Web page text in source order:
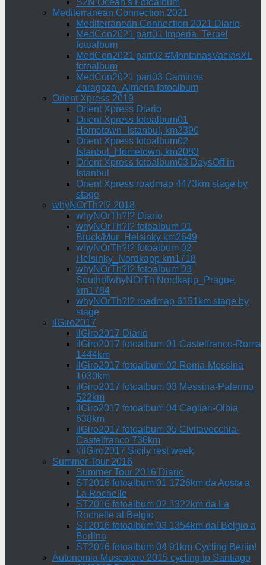
S2N Ocean’s Fotoalbum
Mediterranean Connection 2021
Mediterranean Connection 2021 Diario
MedCon2021 part01 Imperia_Teruel
fotoalbum
MedCon2021 part02 #MontanasVaciasXL
fotoalbum
MedCon2021 part03 Caminos
Zaragoza_Almeria fotoalbum
Orient Xpress 2019
Orient Xpress Diario
Orient Xpress fotoalbum01
Hometown_Istanbul, km2390
Orient Xpress fotoalbum02
Istanbul_Hometown, km2083
Orient Xpress fotoalbum03 DaysOff in
Istanbul
Orient Xpress roadmap 4473km stage by
stage
whyNOrTh?!? 2018
whyNOrTh?!? Diario
whyNOrTh?!? fotoalbum 01
Bruck/Mur_Helsinky km2649
whyNOrTh?!? fotoalbum 02
Helsinky_Nordkapp km1718
whyNOrTh?!? fotoalbum 03
SouthofwhyNOrTh Nordkapp_Prague,
km1784
whyNOrTh?!? roadmap 6151km stage by
stage
ilGiro2017
ilGiro2017 Diario
ilGiro2017 fotoalbum 01 Castelfranco-Roma
1444km
ilGiro2017 fotoalbum 02 Roma-Messina
1030km
ilGiro2017 fotoalbum 03 Messina-Palermo
522km
ilGiro2017 fotoalbum 04 Cagliari-Olbia
638km
ilGiro2017 fotoalbum 05 Civitavecchia-
Castelfranco 736km
#ilGiro2017 Sicily rest week
Summer Tour 2016
Summer Tour 2016 Diario
ST2016 fotoalbum 01 1726km da Aosta a
La Rochelle
ST2016 fotoalbum 02 1322km da La
Rochelle al Belgio
ST2016 fotoalbum 03 1354km dal Belgio a
Berlino
ST2016 fotoalbum 04 91km Cycling Berlin!
Autonomia Muscolare 2015 cycling to Santiago